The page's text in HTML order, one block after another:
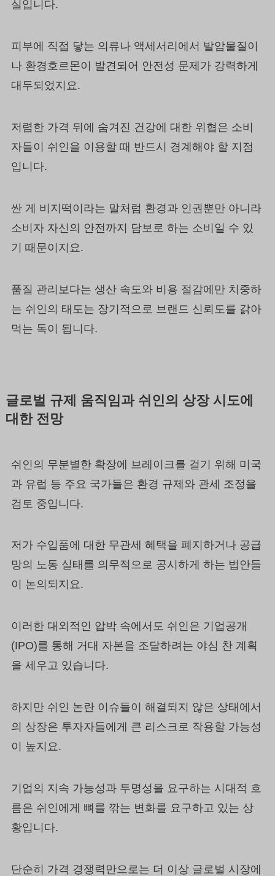
실입니다.
피부에 직접 닿는 의류나 액세서리에서 발암물질이
나 환경호르몬이 발견되어 안전성 문제가 강력하게
대두되었지요.
저렴한 가격 뒤에 숨겨진 건강에 대한 위협은 소비
자들이 쉬인을 이용할 때 반드시 경계해야 할 지점
입니다.
싼 게 비지떡이라는 말처럼 환경과 인권뿐만 아니라
소비자 자신의 안전까지 담보로 하는 소비일 수 있
기 때문이지요.
품질 관리보다는 생산 속도와 비용 절감에만 치중하
는 쉬인의 태도는 장기적으로 브랜드 신뢰도를 갉아
먹는 독이 됩니다.
글로벌 규제 움직임과 쉬인의 상장 시도에
대한 전망
쉬인의 무분별한 확장에 브레이크를 걸기 위해 미국
과 유럽 등 주요 국가들은 환경 규제와 관세 조정을
검토 중입니다.
저가 수입품에 대한 무관세 혜택을 폐지하거나 공급
망의 노동 실태를 의무적으로 공시하게 하는 법안들
이 논의되지요.
이러한 대외적인 압박 속에서도 쉬인은 기업공개
(IPO)를 통해 거대 자본을 조달하려는 야심 찬 계획
을 세우고 있습니다.
하지만 쉬인 논란 이슈들이 해결되지 않은 상태에서
의 상장은 투자자들에게 큰 리스크로 작용할 가능성
이 높지요.
기업의 지속 가능성과 투명성을 요구하는 시대적 흐
름은 쉬인에게 뼈를 깎는 변화를 요구하고 있는 상
황입니다.
단순히 가격 경쟁력만으로는 더 이상 글로벌 시장에